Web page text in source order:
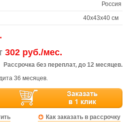
Россия
40х43х40 см
302 руб./мес.
Рассрочка без переплат, до 12 месяцев.
36 месяцев.
Как заказать в рассрочку